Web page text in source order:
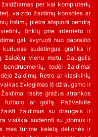
per kai kompiuterių
vaizdo žaidimų konsolės ar
lošimų plėtra atspindi bendrą
tinklų prie interneto ir
gali svyruoti nuo paprasto
sudėtingus grafika ir
žaidėjų vienu metu. Daugelis
todėl žaidimai
žaidimų. Retro ar klasikinių
žviegimas iš džiaugsmo ir
rasite gražus atrankos
futbolo ar golfą. Pažvelkite
žaidimus su draugais ir
visiškai suderinti su įdomus ir
mes turime keletą dėlionės ir